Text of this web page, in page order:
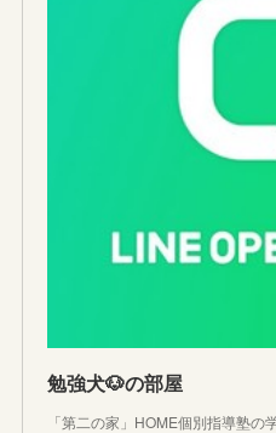
勉強犬🐶の部屋
「第二の家」HOME個別指導塾